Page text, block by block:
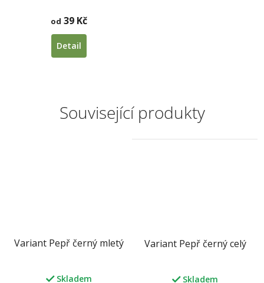
Související produkty
Variant Pepř černý mletý
Skladem
Variant Pepř černý celý
Skladem
od 39 Kč
Detail